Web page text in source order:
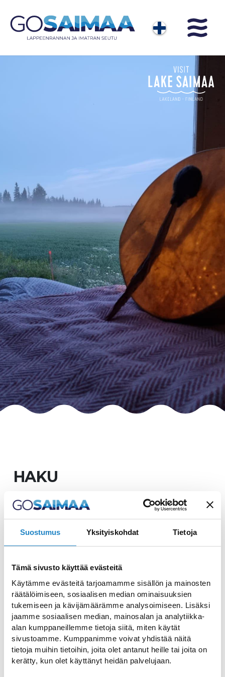
Suostumus Yksityiskohdat Tietoja
Tämä sivusto käyttää evästeitä
Käytämme evästeitä tarjoamamme sisällön ja mainosten
räätälöimiseen, sosiaalisen median ominaisuuksien
tukemiseen ja kävijämäärämme analysoimiseen. Lisäksi
jaamme sosiaalisen median, mainosalan ja analytiikka-
alan kumppaneillemme tietoja siitä, miten käytät
sivustoamme. Kumppanimme voivat yhdistää näitä
tietoja muihin tietoihin, joita olet antanut heille tai joita on
kerätty, kun olet käyttänyt heidän palvelujaan.
HAKU
Kolo-mökit
Majoituselämys keskellä kauneinta luontoa
Kägöne huvilat
Laadukkaat kaksikerroksiset huvilat
Imatran Kylpylän loma-